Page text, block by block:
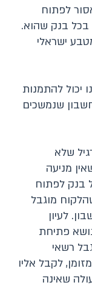
לפתוח
בכל בנק שהוא.
ישראלי
יכול להתמנות
שנמשכים
שלא
מניעה
בנק לפתוח
מוגבל
לעיון
ניהול בנקאי תקין 422 בנושא פתיחת
רשאי
לקבל אליו
שאינה